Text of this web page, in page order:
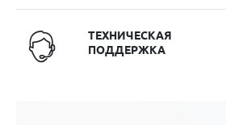
ТЕХНИЧЕСКАЯ
ПОДДЕРЖКА